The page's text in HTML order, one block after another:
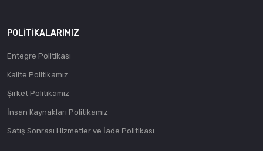
POLITIKALARIMIZ
Entegre Politikası
Kalite Politikamız
Şirket Politikamız
İnsan Kaynakları Politikamız
Satış Sonrası Hizmetler ve İade Politikası